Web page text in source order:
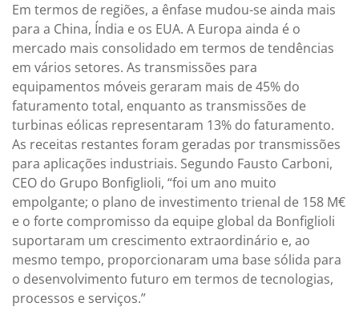
Em termos de regiões, a ênfase mudou-se ainda mais
para a China, Índia e os EUA. A Europa ainda é o
mercado mais consolidado em termos de tendências
em vários setores. As transmissões para
equipamentos móveis geraram mais de 45% do
faturamento total, enquanto as transmissões de
turbinas eólicas representaram 13% do faturamento.
As receitas restantes foram geradas por transmissões
para aplicações industriais. Segundo Fausto Carboni,
CEO do Grupo Bonfiglioli, “foi um ano muito
empolgante; o plano de investimento trienal de 158 M€
e o forte compromisso da equipe global da Bonfiglioli
suportaram um crescimento extraordinário e, ao
mesmo tempo, proporcionaram uma base sólida para
o desenvolvimento futuro em termos de tecnologias,
processos e serviços.”